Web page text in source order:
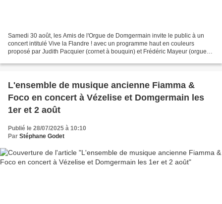
Samedi 30 août, les Amis de l'Orgue de Domgermain invite le public à un
concert intitulé Vive la Flandre ! avec un programme haut en couleurs
proposé par Judith Pacquier (cornet à bouquin) et Frédéric Mayeur (orgue),
L'ensemble de musique ancienne Fiamma &
Foco en concert à Vézelise et Domgermain les
1er et 2 août
Publié le 28/07/2025 à 10:10
Par Stéphane Godet